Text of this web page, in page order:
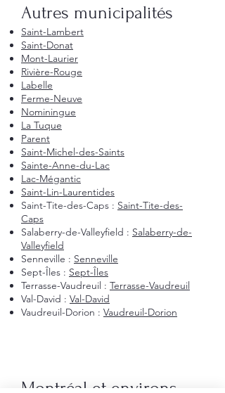
Autres municipalités
Saint-Lambert
Saint-Donat
Mont-Laurier
Rivière-Rouge
Labelle
Ferme-Neuve
Nominingue
La Tuque
Parent
Saint-Michel-des-Saints
Sainte-Anne-du-Lac
Lac-Mégantic
Saint-Lin-Laurentides
Saint-Tite-des-Caps : Saint-Tite-des-
Caps
Salaberry-de-Valleyfield : Salaberry-de-
Valleyfield
Senneville : Senneville
Sept-Îles : Sept-Îles
Terrasse-Vaudreuil : Terrasse-Vaudreuil
Val-David : Val-David
Vaudreuil-Dorion : Vaudreuil-Dorion
Montréal et environs